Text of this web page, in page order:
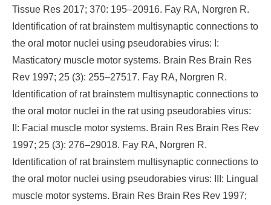
Tissue Res 2017; 370: 195–20916. Fay RA, Norgren R.
Identification of rat brainstem multisynaptic connections to
the oral motor nuclei using pseudorabies virus: I:
Masticatory muscle motor systems. Brain Res Brain Res
Rev 1997; 25 (3): 255–27517. Fay RA, Norgren R.
Identification of rat brainstem multisynaptic connections to
the oral motor nuclei in the rat using pseudorabies virus:
II: Facial muscle motor systems. Brain Res Brain Res Rev
1997; 25 (3): 276–29018. Fay RA, Norgren R.
Identification of rat brainstem multisynaptic connections to
the oral motor nuclei using pseudorabies virus: III: Lingual
muscle motor systems. Brain Res Brain Res Rev 1997;